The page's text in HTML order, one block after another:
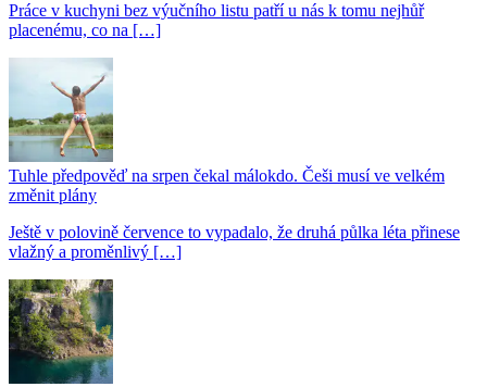
Práce v kuchyni bez výučního listu patří u nás k tomu nejhůř
placenému, co na […]
Tuhle předpověď na srpen čekal málokdo. Češi musí ve velkém
změnit plány
Ještě v polovině července to vypadalo, že druhá půlka léta přinese
vlažný a proměnlivý […]